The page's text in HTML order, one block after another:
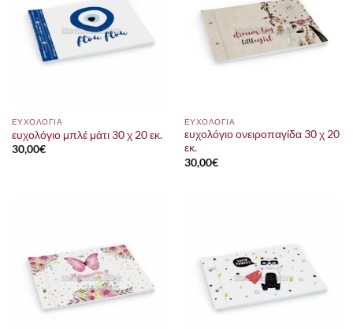
ΕΥΧΟΛΟΓΙΑ
ευχολόγιο μπλέ μάτι 30 χ 20 εκ.
30,00€
ΕΥΧΟΛΟΓΙΑ
ευχολόγιο ονειροπαγίδα 30 χ 20
εκ.
30,00€